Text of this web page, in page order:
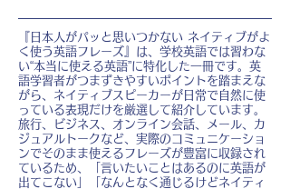
『日本人がパッと思いつかない ネイティブがよ
く使う英語フレーズ』は、学校英語では習わな
い“本当に使える英語”に特化した一冊です。英
語学習者がつまずきやすいポイントを踏まえな
がら、ネイティブスピーカーが日常で自然に使
っている表現だけを厳選して紹介しています。
旅行、ビジネス、オンライン会話、メール、カ
ジュアルトークなど、実際のコミュニケーショ
ンでそのまま使えるフレーズが豊富に収録され
ているため、「言いたいことはあるのに英語が
出てこない」「なんとなく通じるけどネイティ